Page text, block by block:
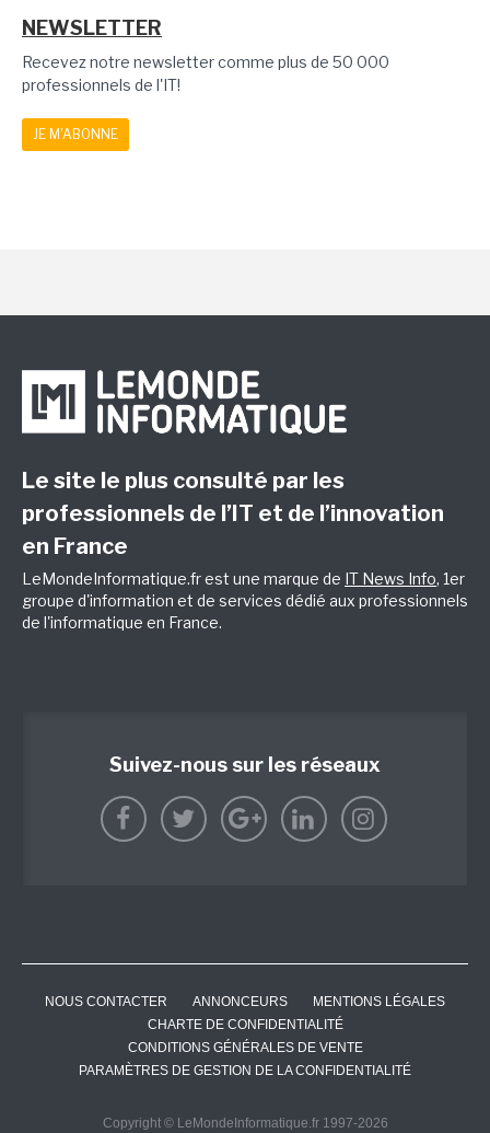
NEWSLETTER
Recevez notre newsletter comme plus de 50 000
professionnels de l'IT!
JE M'ABONNE
Le site le plus consulté par les
professionnels de l’IT et de l’innovation
en France
LeMondeInformatique.fr est une marque de IT News Info, 1er
groupe d'information et de services dédié aux professionnels
de l'informatique en France.
Suivez-nous sur les réseaux
NOUS CONTACTER ANNONCEURS
MENTIONS LÉGALES
CHARTE DE CONFIDENTIALITÉ
CONDITIONS GÉNÉRALES DE VENTE
PARAMÈTRES DE GESTION DE LA CONFIDENTIALITÉ
Copyright © LeMondeInformatique.fr 1997-2026